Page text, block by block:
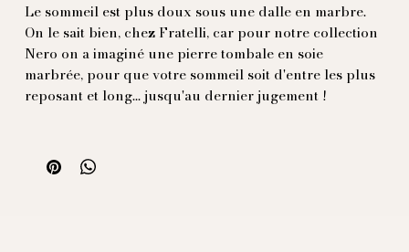
Le sommeil est plus doux sous une dalle en marbre.
On le sait bien, chez Fratelli, car pour notre collection
Nero on a imaginé une pierre tombale en soie
marbrée, pour que votre sommeil soit d'entre les plus
reposant et long... jusqu'au dernier jugement !